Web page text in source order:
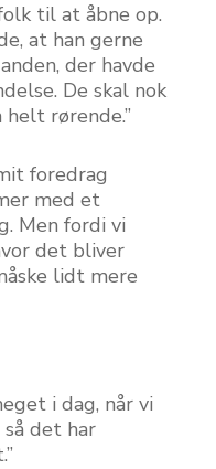
til at åbne op.
at han gerne
der havde
De skal nok
rørende.”
foredrag
med et
Men fordi vi
det bliver
lidt mere
i dag, når vi
det har